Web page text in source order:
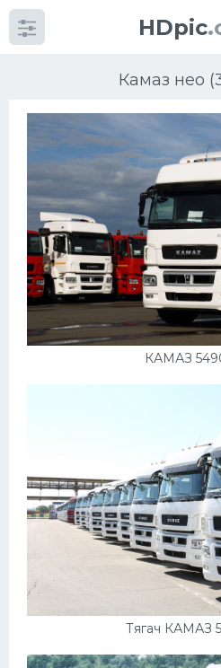
HDpic
Камаз нео
КАМАЗ
Тягач КАМАЗ
Категории
Разное
Автомобили
Красивые фото машин
Гараж
Русские авто
БМВ
Сузуки